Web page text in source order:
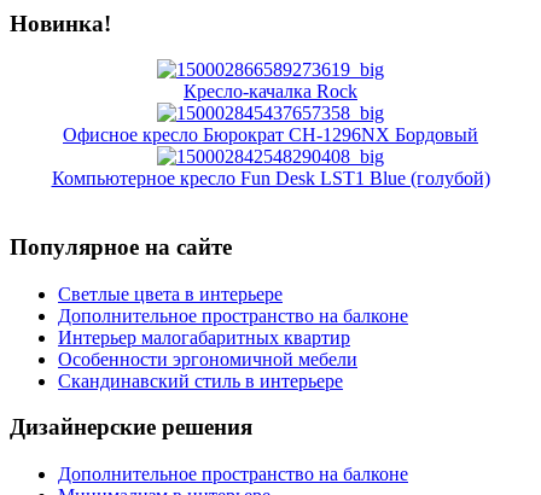
Новинка!
Кресло-качалка Rock
Офисное кресло Бюрократ CH-1296NX Бордовый
Компьютерное кресло Fun Desk LST1 Blue (голубой)
Популярное на сайте
Светлые цвета в интерьере
Дополнительное пространство на балконе
Интерьер малогабаритных квартир
Особенности эргономичной мебели
Скандинавский стиль в интерьере
Дизайнерские решения
Дополнительное пространство на балконе